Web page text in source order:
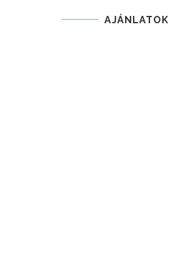
AJÁNLATOK